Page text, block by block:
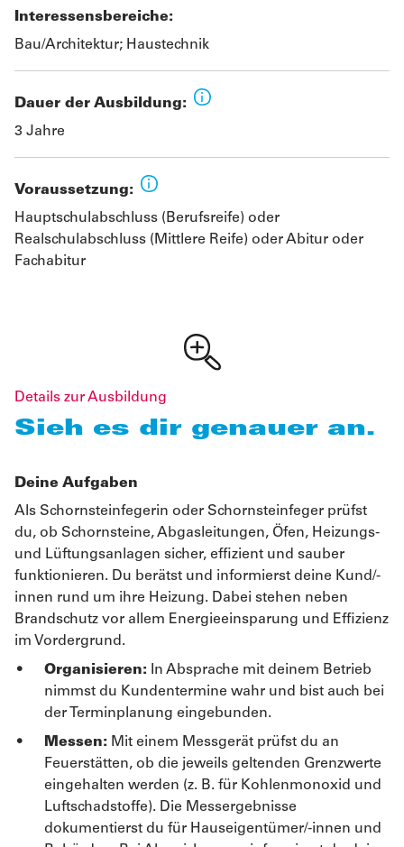
Interessensbereiche:
Bau/Architektur; Haustechnik
Dauer der Ausbildung:
3 Jahre
Voraussetzung:
Hauptschulabschluss (Berufsreife) oder
Realschulabschluss (Mittlere Reife) oder Abitur oder
Fachabitur
Details zur Ausbildung
Sieh es dir genauer an.
Deine Aufgaben
Als Schornsteinfegerin oder Schornsteinfeger prüfst
du, ob Schornsteine, Abgasleitungen, Öfen, Heizungs-
und Lüftungsanlagen sicher, effizient und sauber
funktionieren. Du berätst und informierst deine Kund/-
innen rund um ihre Heizung. Dabei stehen neben
Brandschutz vor allem Energieeinsparung und Effizienz
im Vordergrund.
Organisieren: In Absprache mit deinem Betrieb
nimmst du Kundentermine wahr und bist auch bei
der Terminplanung eingebunden.
Messen: Mit einem Messgerät prüfst du an
Feuerstätten, ob die jeweils geltenden Grenzwerte
eingehalten werden (z. B. für Kohlenmonoxid und
Luftschadstoffe). Die Messergebnisse
dokumentierst du für Hauseigentümer/-innen und